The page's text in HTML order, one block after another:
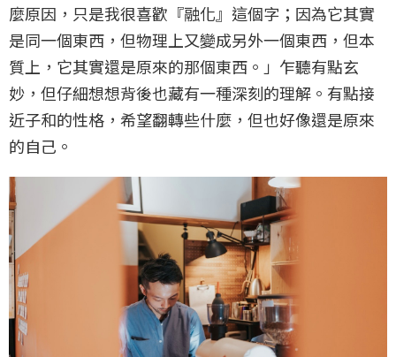
麼原因，只是我很喜歡『融化』這個字；因為它其實
是同一個東西，但物理上又變成另外一個東西，但本
質上，它其實還是原來的那個東西。」乍聽有點玄
妙，但仔細想想背後也藏有一種深刻的理解。有點接
近子和的性格，希望翻轉些什麼，但也好像還是原來
的自己。